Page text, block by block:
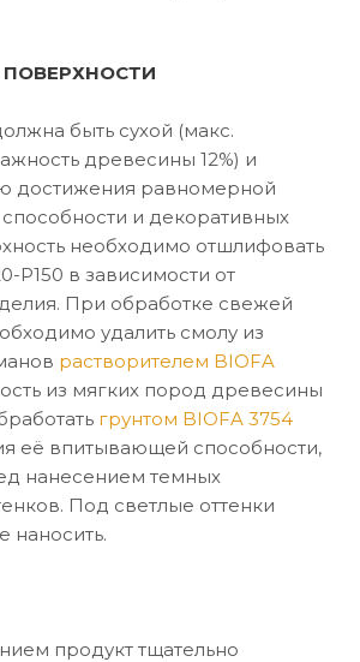
быть сухой (макс.
древесины 12%) и
достижения равномерной
и декоративных
необходимо отшлифовать
P150 в зависимости от
При обработке свежей
удалить смолу из
растворителем BIOFA
из мягких пород древесины
грунтом BIOFA 3754
её впитывающей способности,
нанесением темных
Под светлые оттенки
наносить.
продукт тщательно